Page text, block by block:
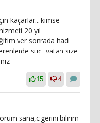
kaçarlar....kimse
20 yıl
ver sonrada hadi
suç...vatan size
15 4
sana,cigerini bilirim